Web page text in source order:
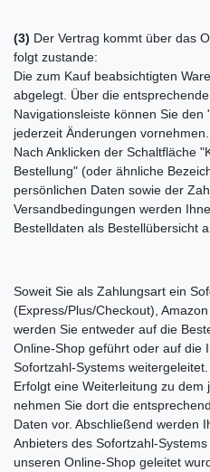
(3) Der Vertrag kommt über das
folgt zustande:
Die zum Kauf beabsichtigten
abgelegt. Über die
Navigationsleiste können Sie
jederzeit Änderungen vornehmen.
Nach Anklicken der Schaltfläche
Bestellung" (oder ähnliche
persönlichen Daten sowie der
Versandbedingungen werden
Bestelldaten als Bestellübersicht
Soweit Sie als Zahlungsart ein
(Express/Plus/Checkout),
werden Sie entweder auf die
Online-Shop geführt oder auf die
Sofortzahl-Systems weitergeleitet.
Erfolgt eine Weiterleitung zu dem
nehmen Sie dort die
Daten vor. Abschließend werden
Anbieters des Sofortzahl-
unseren Online-Shop geleitet